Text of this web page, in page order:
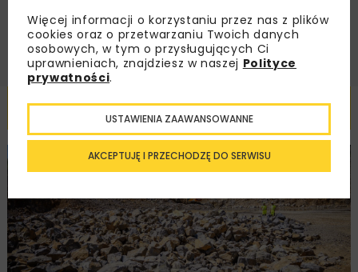
ZAPISZ MNIE
Powiązane artykuły
BUDOWNICTWO
Więcej informacji o korzystaniu przez nas z plików
cookies oraz o przetwarzaniu Twoich danych
osobowych, w tym o przysługujących Ci
uprawnieniach, znajdziesz w naszej Polityce
prywatności.
AKCEPTUJĘ I PRZECHODZĘ DO SERWISU
USTAWIENIA ZAAWANSOWANNE